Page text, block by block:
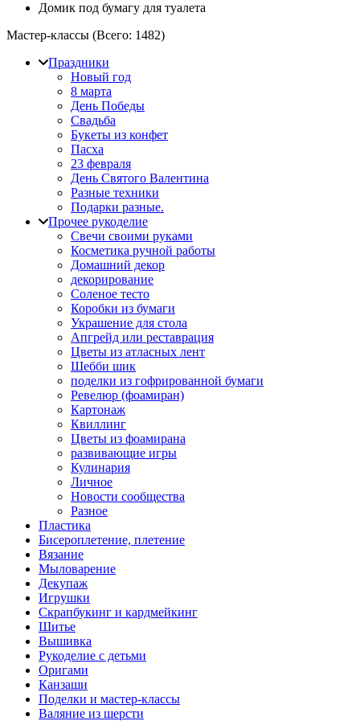
Домик под бумагу для туалета
Мастер-классы (Всего: 1482)
Праздники
Новый год
8 марта
День Победы
Свадьба
Букеты из конфет
Пасха
23 февраля
День Святого Валентина
Разные техники
Подарки разные.
Прочее рукоделие
Свечи своими руками
Косметика ручной работы
Домашний декор
декорирование
Соленое тесто
Коробки из бумаги
Украшение для стола
Апгрейд или реставрация
Цветы из атласных лент
Шебби шик
поделки из гофрированной бумаги
Ревелюр (фоамиран)
Картонаж
Квиллинг
Цветы из фоамирана
развивающие игры
Кулинария
Личное
Новости сообщества
Разное
Пластика
Бисероплетение, плетение
Вязание
Мыловарение
Декупаж
Игрушки
Скрапбукинг и кардмейкинг
Шитье
Вышивка
Рукоделие с детьми
Оригами
Канзаши
Поделки и мастер-классы
Валяние из шерсти